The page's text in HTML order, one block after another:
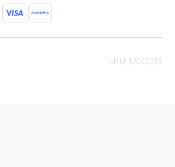
SKU: 1200033